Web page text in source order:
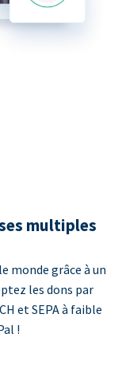
multiples
monde grâce à un
les dons par
et SEPA à faible
!